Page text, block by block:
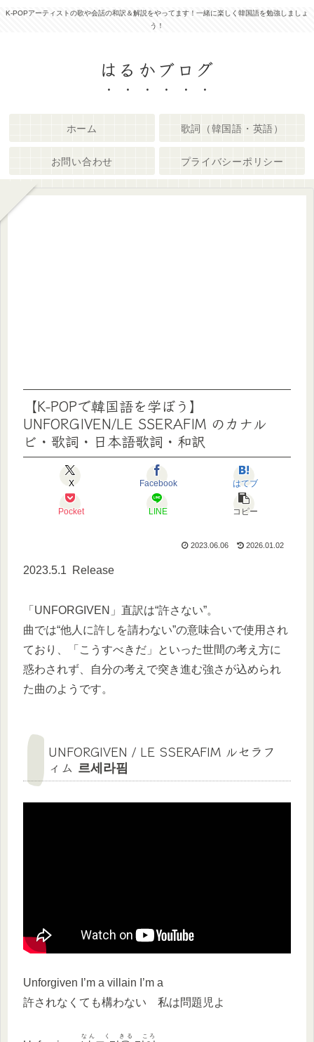
K-POPアーティストの歌や会話の和訳＆解説をやってます！一緒に楽しく韓国語を勉強しましょ
う！
はるかブログ
ホーム 歌詞（韓国語・英語）
お問い合わせ プライバシーポリシー
【K-POPで韓国語を学ぼう】
UNFORGIVEN/LE SSERAFIM のカナル
ビ・歌詞・日本語歌詞・和訳
X Facebook はてブ
Pocket LINE コピー
2023.06.06 2026.01.02
2023.5.1 Release
「UNFORGIVEN」直訳は“許さない”。
曲では“他人に許しを請わない”の意味合いで使用され
ており、「こうすべきだ」といった世間の考え方に
惑わされず、自分の考えで突き進む強さが込められ
た曲のようです。
UNFORGIVEN / LE SSERAFIM ルセラフ
ィム 르세라핌
Unforgiven I’m a villain I’m a
許されなくても構わない 私は問題児よ
なん く きる ころ